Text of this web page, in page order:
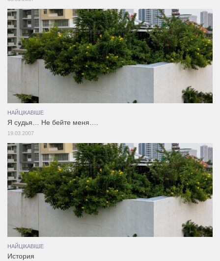
НАЙЦІКАВІШЕ
Я судья… Не бейте меня….
19.03.2007
НАЙЦІКАВІШЕ
История